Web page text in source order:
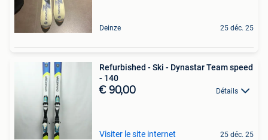
Deinze 25 déc. 25
Refurbished - Ski - Dynastar Team speed
- 140
€ 90,00 Détails
Visiter le site internet 25 déc. 25